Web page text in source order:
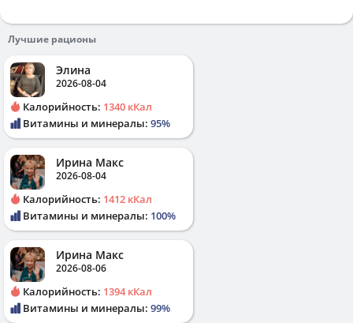
Лучшие рационы
Элина
2026-08-04
Калорийность: 1340 кКал
Витамины и минералы: 95%
Ирина Макс
2026-08-04
Калорийность: 1412 кКал
Витамины и минералы: 100%
Ирина Макс
2026-08-06
Калорийность: 1394 кКал
Витамины и минералы: 99%